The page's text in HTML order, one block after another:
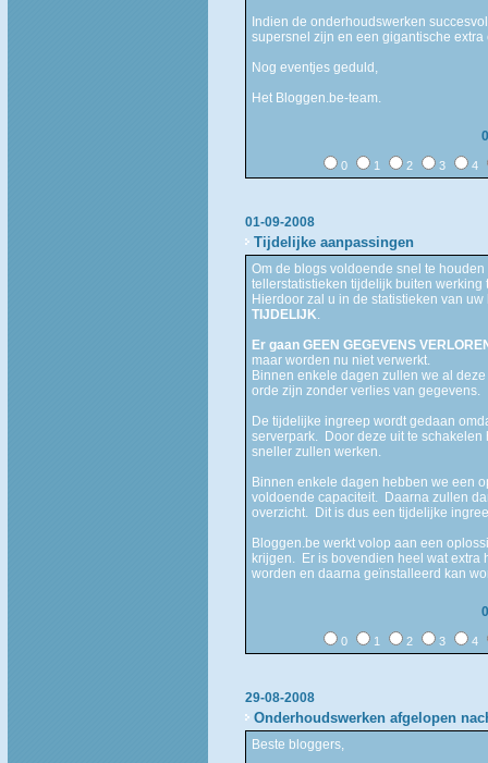
Indien de onderhoudswerken
supersnel zijn en een gigantische
Nog eventjes geduld,
Het Bloggen.be-team.
0 1 2 3 4
01-09-2008
Tijdelijke aanpassingen
Om de blogs voldoende snel te
tellerstatistieken tijdelijk buiten werking
Hierdoor zal u in de statistieken van
TIJDELIJK
Er gaan GEEN GEGEVENS
maar worden nu niet verwerkt.
Binnen enkele dagen zullen we al
orde zijn zonder verlies van gegevens.
De tijdelijke ingreep wordt gedaan
serverpark. Door deze uit te
sneller zullen werken.
Binnen enkele dagen hebben we een
voldoende capaciteit. Daarna zullen
overzicht. Dit is dus een tijdelijke
Bloggen.be werkt volop aan een
krijgen. Er is bovendien heel wat extra
worden en daarna geïnstalleerd kan
0 1 2 3 4
29-08-2008
Onderhoudswerken afgelopen
Beste bloggers,